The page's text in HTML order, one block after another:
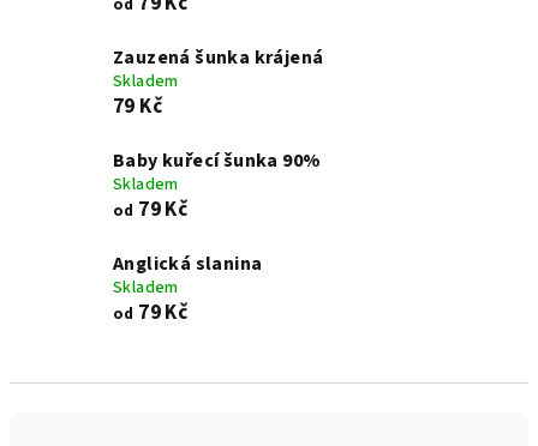
Zauzená šunka krájená
Skladem
79 Kč
Baby kuřecí šunka 90%
Skladem
od 79 Kč
Anglická slanina
Skladem
od 79 Kč